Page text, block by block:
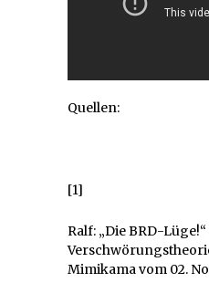
Quellen:
[1]
Ralf: „Die BRD-
Mimikama vom 02.